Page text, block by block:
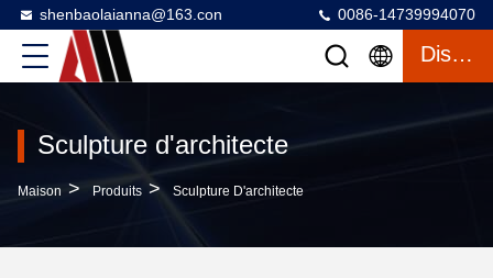
shenbaolaianna@163.con 0086-14739994070
Discuter
Sculpture d'architecte
Maison > Produits > Sculpture D'architecte